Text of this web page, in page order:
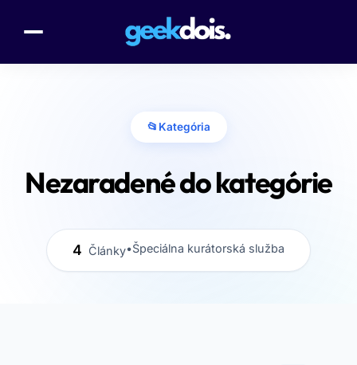
📂 Kategória
Nezaradené do kategórie
4 Články•Špeciálna kurátorská služba